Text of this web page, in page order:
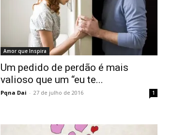
Amor que Inspira
Um pedido de perdão é mais
valioso que um “eu te...
Pqna Dai - 27 de julho de 2016 1